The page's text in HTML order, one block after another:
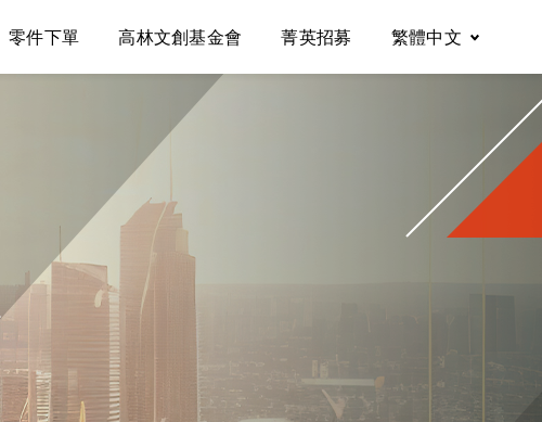
零件下單 高林文創基金會 菁英招募 繁體中文
Tiếng Việt